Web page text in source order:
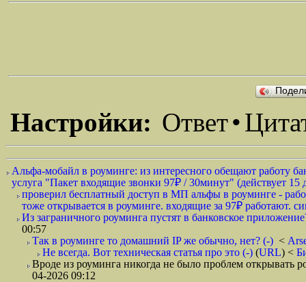
Настройки: Ответ•
Альфа-мобайл в роуминге: из интересного обещают работу
услуга "Пакет входящие звонки 97₽ / 30минут" (действует 15
проверил бесплатный доступ в МП альфы в роуминге -
тоже открывается в роуминге. входящие за 97₽ работают.
Из заграничного роуминга пустят в банковское
00:57
Так в роуминге то домашний IP же обычно, нет? (-) <
Не всегда. Вот техническая статья про это (-) (URL) <
Вроде из роуминга никогда не было проблем открывать
04-2026 09:12